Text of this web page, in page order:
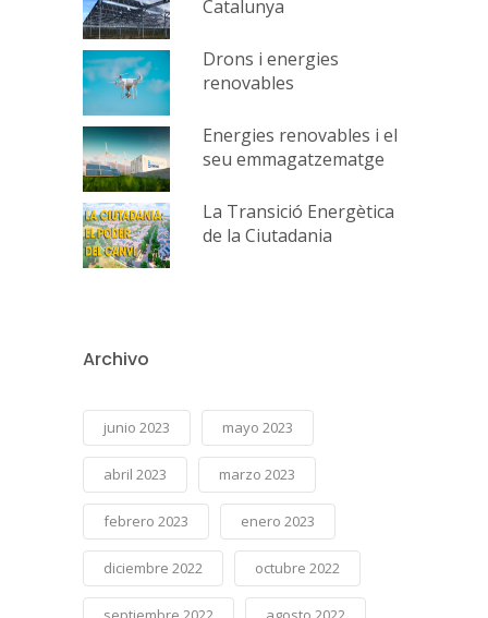
Catalunya
Drons i energies
renovables
Energies renovables i el
seu emmagatzematge
La Transició Energètica
de la Ciutadania
Archivo
junio 2023 mayo 2023
abril 2023 marzo 2023
febrero 2023 enero 2023
diciembre 2022 octubre 2022